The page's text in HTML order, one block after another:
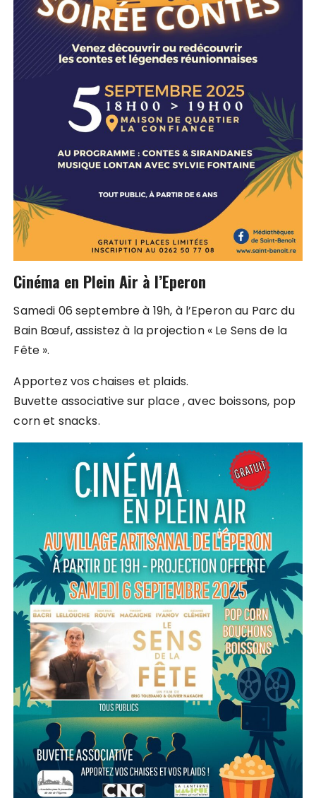
Cinéma en Plein Air à l’Eperon
Samedi 06 septembre à 19h, à l’Eperon au Parc du
Bain Bœuf, assistez à la projection « Le Sens de la
Fête ».
Apportez vos chaises et plaids.
Buvette associative sur place , avec boissons, pop
corn et snacks.